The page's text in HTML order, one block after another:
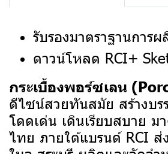
รับรองมาตราฐานการผ
ดาวน์โหลด RCI+
กระเบื้องพอร์ซเลน
ดีไซน์สวยทันสมัย สร้างบร
โดดเด่น เดินเรียบสบาย ม
ไทย ภายใต้แบรนด์ RCI ส่